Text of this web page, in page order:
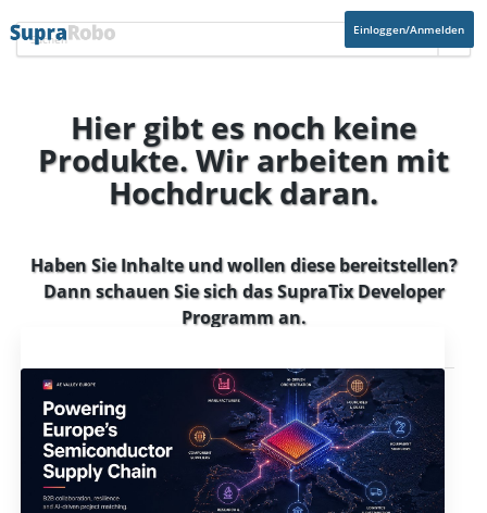
Einloggen/Anmelden
Hier gibt es noch keine
Produkte. Wir arbeiten mit
Hochdruck daran.
Haben Sie Inhalte und wollen diese bereitstellen?
Dann schauen Sie sich dasSupraTix Developer
Programman.